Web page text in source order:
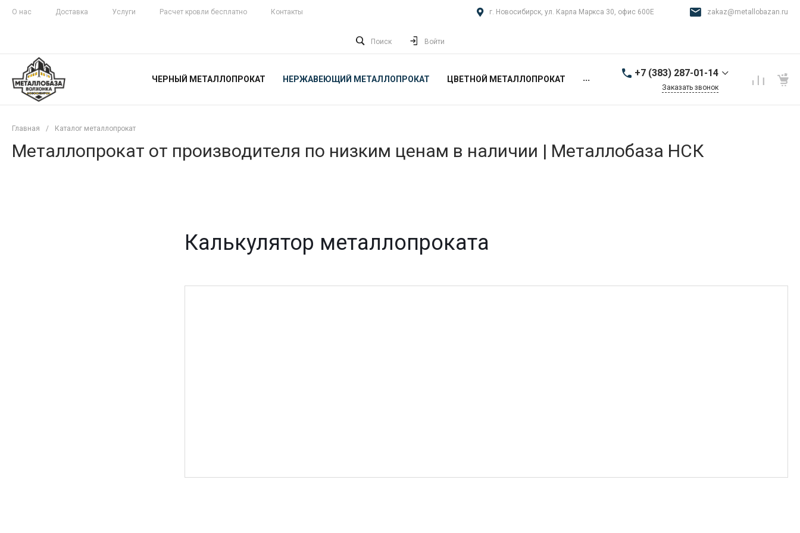
О нас Доставка Услуги Расчет кровли бесплатно Контакты г. Новосибирск, ул. Карла Маркса 30, офис 600Е zakaz@metallobazan.ru
Поиск Войти
ЧЕРНЫЙ МЕТАЛЛОПРОКАТ НЕРЖАВЕЮЩИЙ МЕТАЛЛОПРОКАТ ЦВЕТНОЙ МЕТАЛЛОПРОКАТ ... +7 (383) 287-01-14
9:00-18:00 пн-пт
Заказать звонок
Главная / Каталог металлопрокат
Металлопрокат от производителя по низким ценам в наличии | Металлобаза НСК
Калькулятор металлопроката